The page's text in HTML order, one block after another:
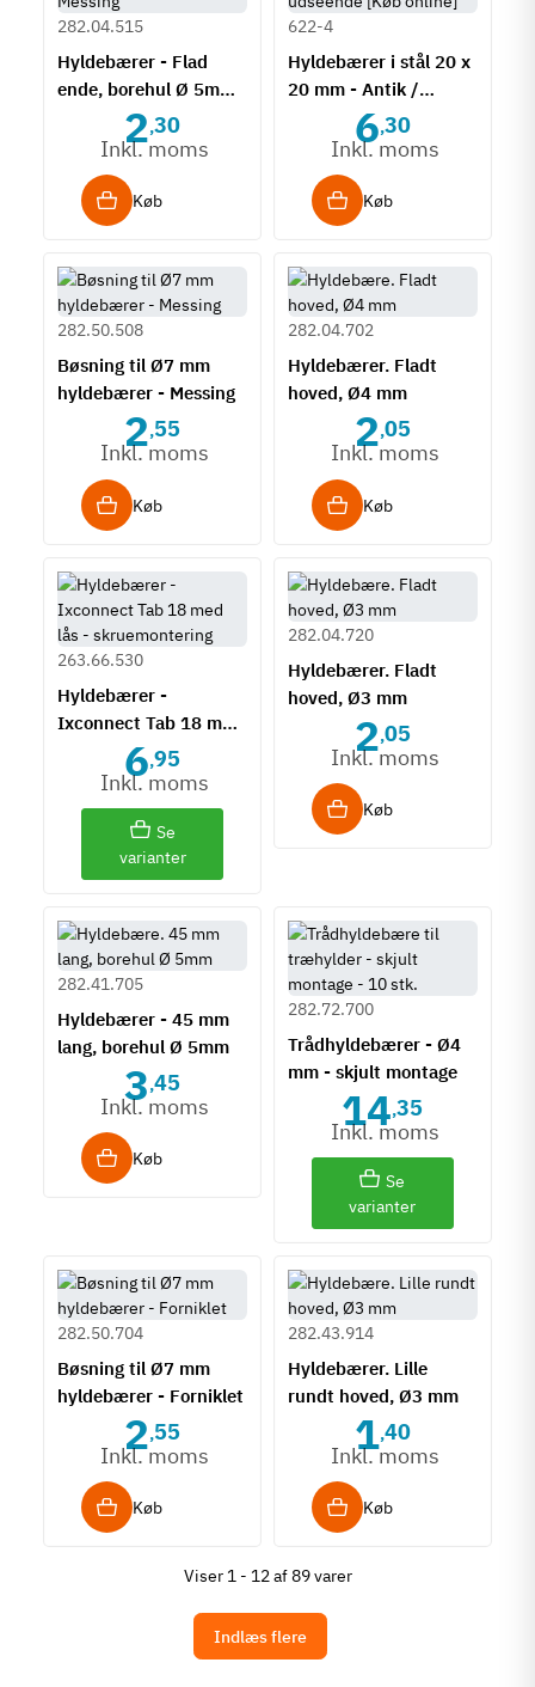
Hyldebærer - Flad
ende, borehul Ø 5mm
- Messing
282.04.515
2,30
Inkl. moms
Køb
Hyldebærer i stål 20 x
20 mm - Antik /
bruneret
622-4
6,30
Inkl. moms
Køb
Bøsning til Ø7 mm
hyldebærer - Messing
282.50.508
2,55
Inkl. moms
Køb
Hyldebærer. Fladt
hoved, Ø4 mm
282.04.702
2,05
Inkl. moms
Køb
Hyldebærer -
Ixconnect Tab 18 med
lås - skruemontering
263.66.530
6,95
Inkl. moms
Se
varianter
Hyldebærer. Fladt
hoved, Ø3 mm
282.04.720
2,05
Inkl. moms
Køb
Hyldebærer - 45 mm
lang, borehul Ø 5mm
282.41.705
3,45
Inkl. moms
Køb
Trådhyldebærer - Ø4
mm - skjult montage
282.72.700
14,35
Inkl. moms
Se
varianter
Bøsning til Ø7 mm
hyldebærer - Forniklet
282.50.704
2,55
Inkl. moms
Køb
Hyldebærer. Lille
rundt hoved, Ø3 mm
282.43.914
1,40
Inkl. moms
Køb
Viser 1 - 12 af 89 varer
Indlæs flere